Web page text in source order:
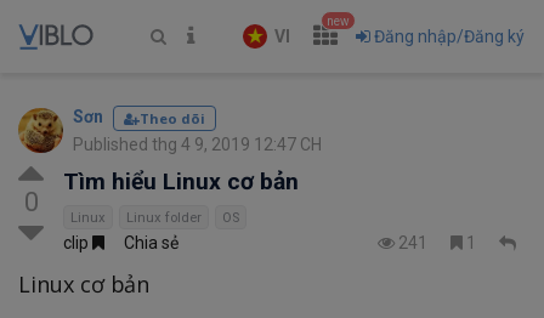
VI
new
Đăng nhập/Đăng ký
Sơn Theo dõi
Published thg 4 9, 2019 12:47 CH
0
Tìm hiểu Linux cơ bản
Linux Linux folder OS
clip Chia sẻ 241 1
Linux cơ bản